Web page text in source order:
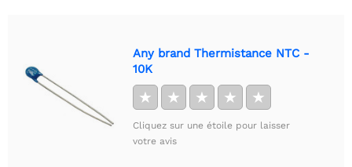
Any brand Thermistance NTC -
10K
★ ★ ★ ★ ★
Cliquez sur une étoile pour laisser
votre avis